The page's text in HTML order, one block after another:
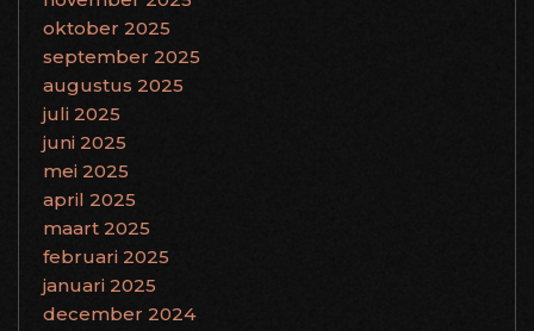
oktober 2025
september 2025
augustus 2025
juli 2025
juni 2025
mei 2025
april 2025
maart 2025
februari 2025
januari 2025
december 2024